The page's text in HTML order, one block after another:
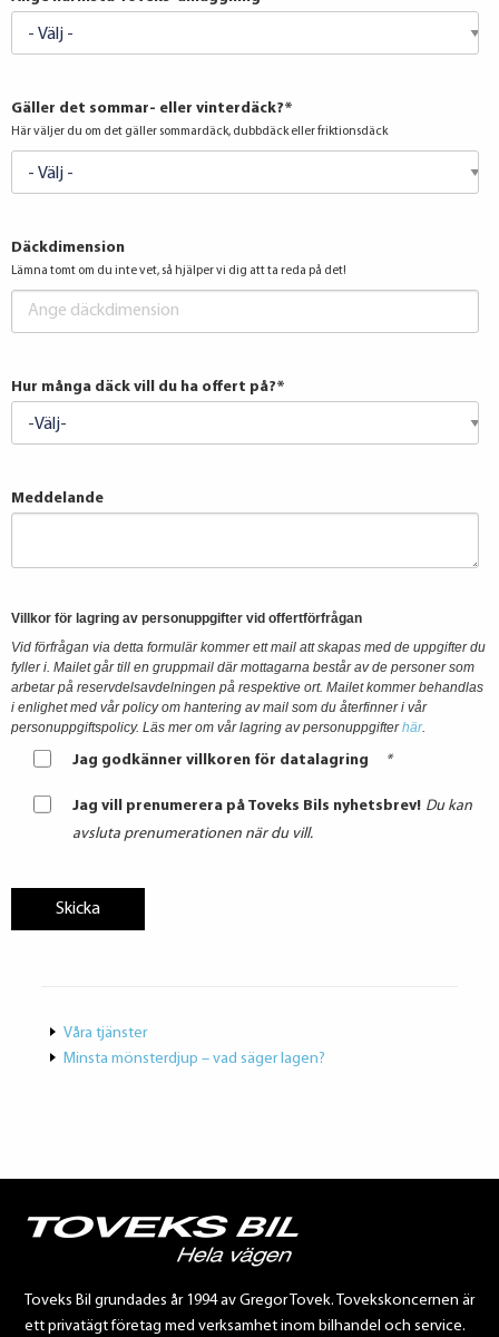
Gäller det sommar- eller vinterdäck?*
Här väljer du om det gäller sommardäck, dubbdäck eller friktionsdäck
Däckdimension
Lämna tomt om du inte vet, så hjälper vi dig att ta reda på det!
Hur många däck vill du ha offert på?*
Meddelande
Villkor för lagring av personuppgifter vid offertförfrågan
Vid förfrågan via detta formulär kommer ett mail att skapas med de uppgifter du
fyller i. Mailet går till en gruppmail där mottagarna består av de personer som
arbetar på reservdelsavdelningen på respektive ort. Mailet kommer behandlas
i enlighet med vår policy om hantering av mail som du återfinner i vår
personuppgiftspolicy. Läs mer om vår lagring av personuppgifterhär.
Jag godkänner villkoren för datalagring *
Jag vill prenumerera på Toveks Bils nyhetsbrev! Du kan
avsluta prenumerationen när du vill.
Våra tjänster
Minsta mönsterdjup – vad säger lagen?
Toveks Bil grundades år 1994 av Gregor Tovek. Tovekskoncernen är
ett privatägt företag med verksamhet inom bilhandel och service.